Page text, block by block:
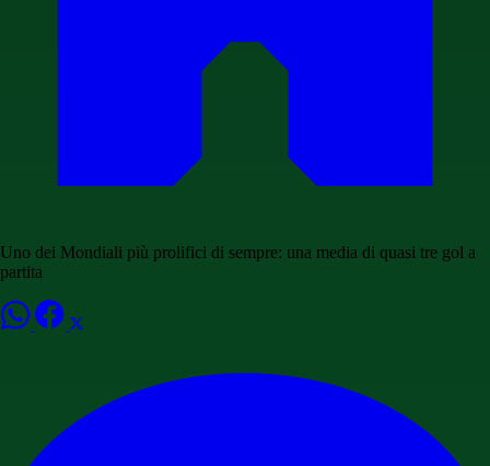
Uno dei Mondiali più prolifici di sempre: una media di quasi tre gol a
partita